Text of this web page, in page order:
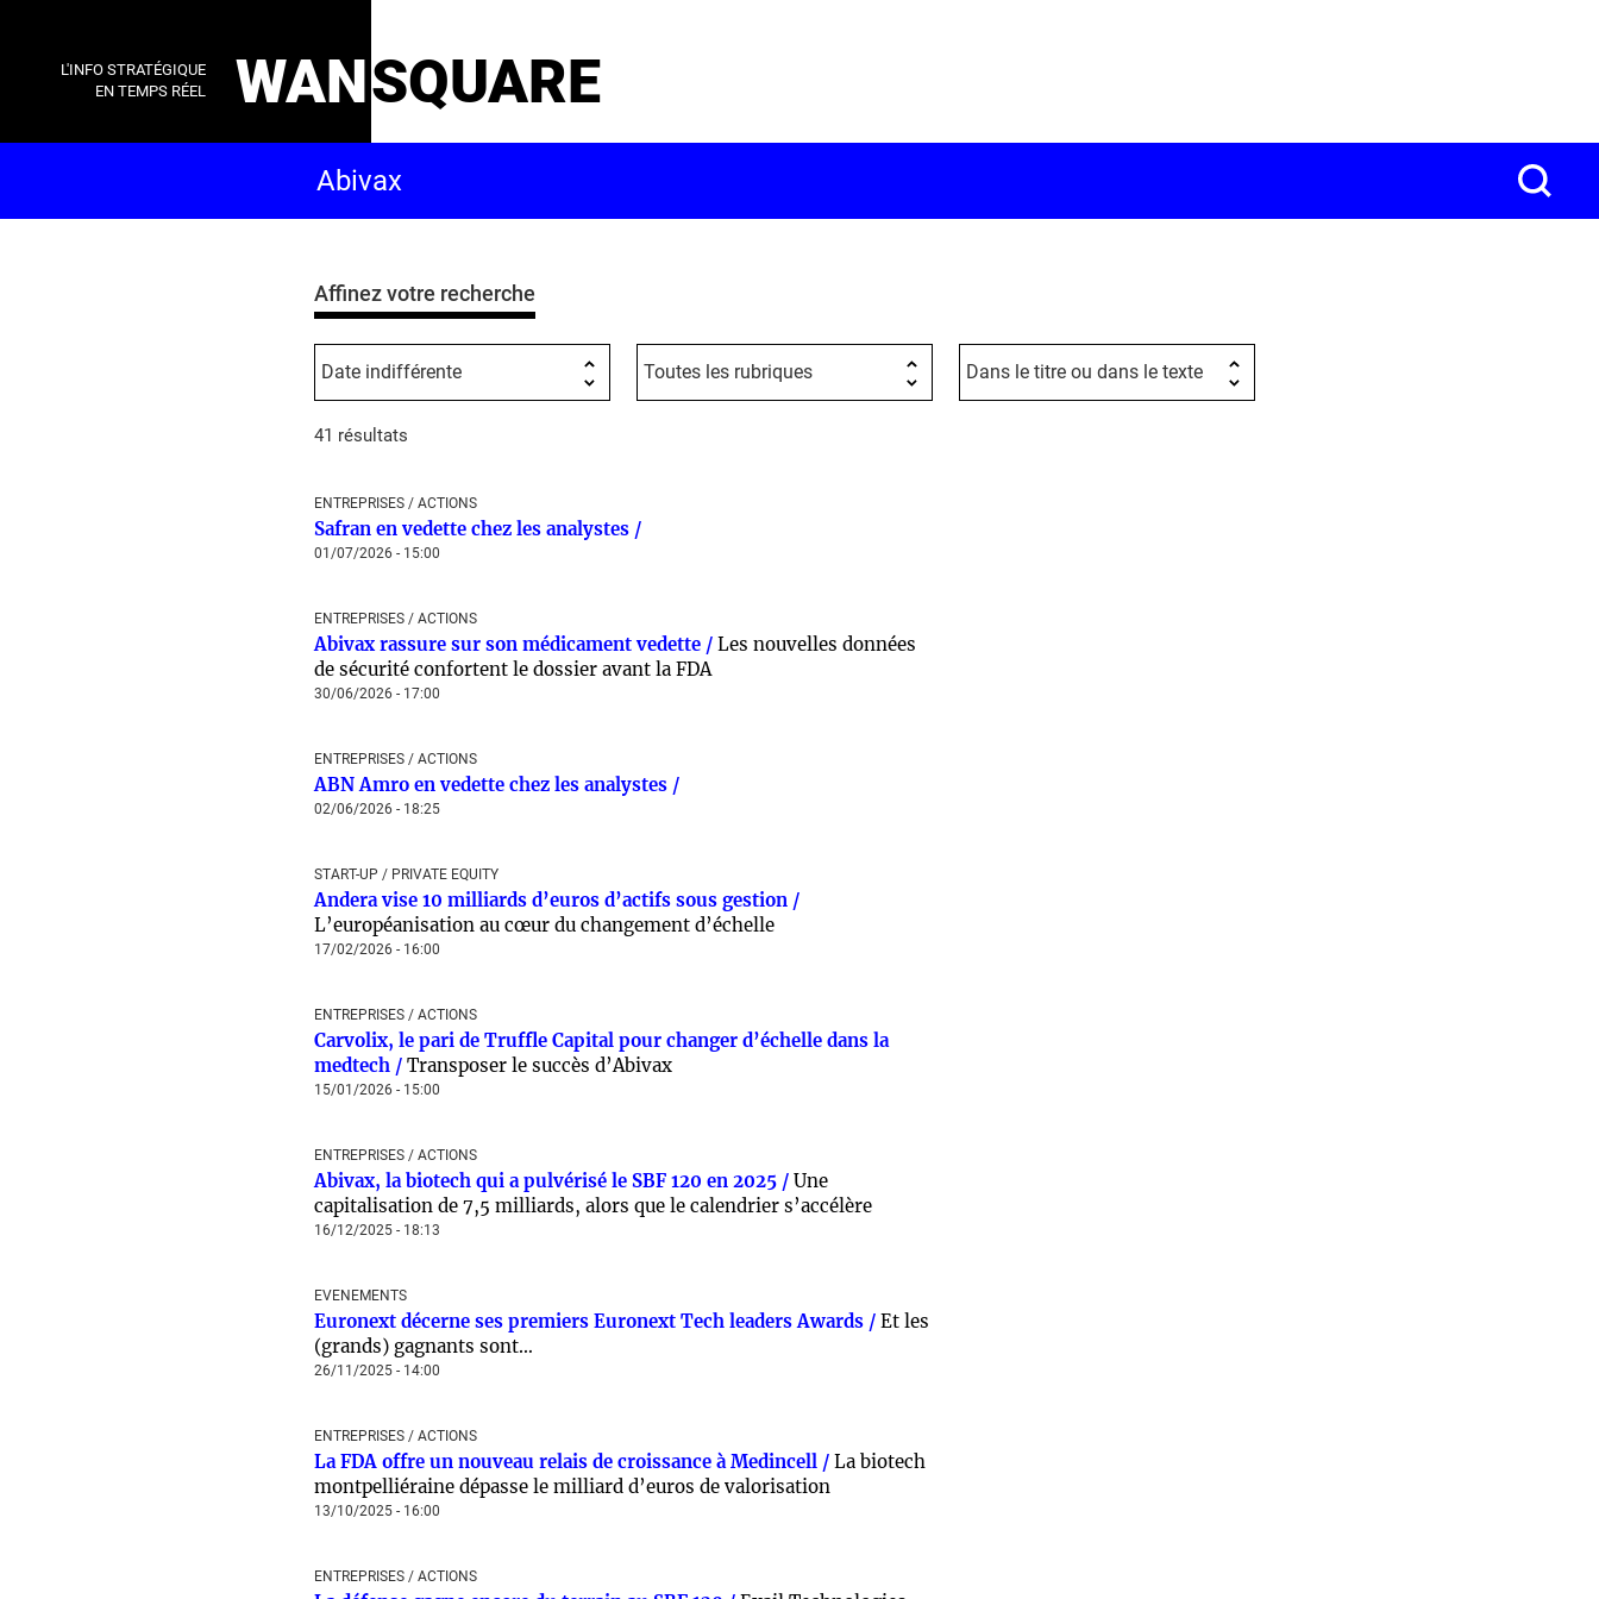
L'INFO STRATÉGIQUE
EN TEMPS RÉEL
WANSQUARE
Affinez votre recherche
41 résultats
ENTREPRISES / ACTIONS
Safran en vedette chez les analystes /
01/07/2026 - 15:00
ENTREPRISES / ACTIONS
Abivax rassure sur son médicament vedette / Les nouvelles données
de sécurité confortent le dossier avant la FDA
30/06/2026 - 17:00
ENTREPRISES / ACTIONS
ABN Amro en vedette chez les analystes /
02/06/2026 - 18:25
START-UP / PRIVATE EQUITY
Andera vise 10 milliards d’euros d’actifs sous gestion /
L’européanisation au cœur du changement d’échelle
17/02/2026 - 16:00
ENTREPRISES / ACTIONS
Carvolix, le pari de Truffle Capital pour changer d’échelle dans la
medtech / Transposer le succès d’Abivax
15/01/2026 - 15:00
ENTREPRISES / ACTIONS
Abivax, la biotech qui a pulvérisé le SBF 120 en 2025 / Une
capitalisation de 7,5 milliards, alors que le calendrier s’accélère
16/12/2025 - 18:13
EVENEMENTS
Euronext décerne ses premiers Euronext Tech leaders Awards / Et les
(grands) gagnants sont…
26/11/2025 - 14:00
ENTREPRISES / ACTIONS
La FDA offre un nouveau relais de croissance à Medincell / La biotech
montpelliéraine dépasse le milliard d’euros de valorisation
13/10/2025 - 16:00
ENTREPRISES / ACTIONS